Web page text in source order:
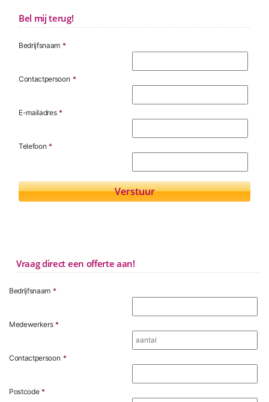
Bel mij terug!
Bedrijfsnaam *
Contactpersoon *
E-mailadres *
Telefoon *
Vraag direct een offerte aan!
Bedrijfsnaam *
Medewerkers *
Contactpersoon *
Postcode *